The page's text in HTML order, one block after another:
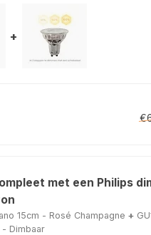
+
met een Philips
15cm - Rosé Champagne +
Dimbaar